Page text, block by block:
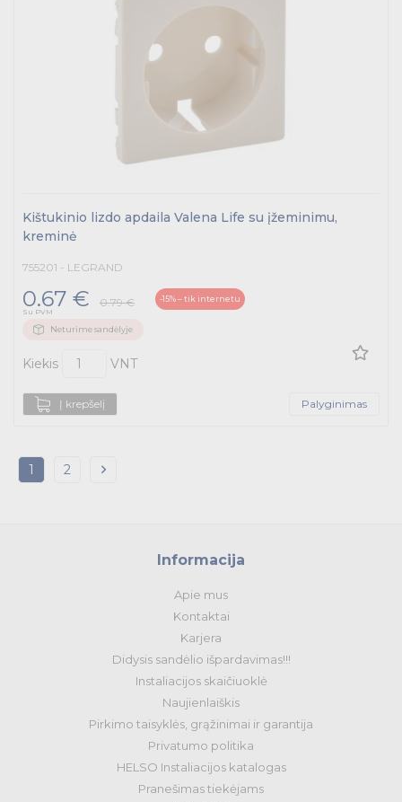
Kištukinio lizdo apdaila Valena Life su įžeminimu,
kreminė
755201 - LEGRAND
0.67 € 0.79 € -15% – tik internetu
Su PVM
Neturime sandėlyje
Kiekis VNT
Į krepšelį Palyginimas
1 2
Informacija
Apie mus
Kontaktai
Karjera
Didysis sandėlio išpardavimas!!!
Instaliacijos skaičiuoklė
Naujienlaiškis
Pirkimo taisyklės, grąžinimai ir garantija
Privatumo politika
HELSO Instaliacijos katalogas
Pranešimas tiekėjams